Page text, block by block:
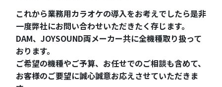
これから業務用カラオケの導入をお考えでしたら是非
一度弊社にお問い合わせいただきたく存じます。
DAM、JOYSOUND両メーカー共に全機種取り扱って
おります。
ご希望の機種やご予算、お任せでのご相談も含めて、
お客様のご要望に誠心誠意お応えさせていただきま